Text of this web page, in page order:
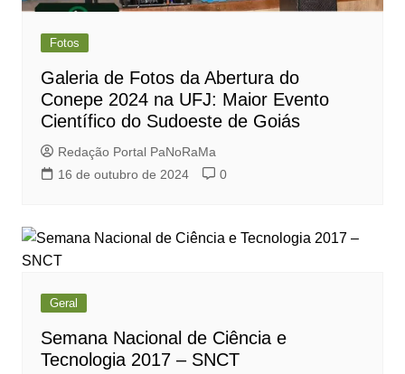
Fotos
Galeria de Fotos da Abertura do
Conepe 2024 na UFJ: Maior Evento
Científico do Sudoeste de Goiás
Redação Portal PaNoRaMa
16 de outubro de 2024
0
Geral
Semana Nacional de Ciência e
Tecnologia 2017 – SNCT